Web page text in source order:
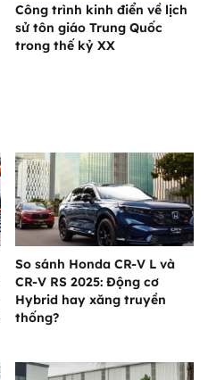
Công trình kinh điển về lịch
sử tôn giáo Trung Quốc
trong thế kỷ XX
So sánh Honda CR-V L và
CR-V RS 2025: Động cơ
Hybrid hay xăng truyền
thống?